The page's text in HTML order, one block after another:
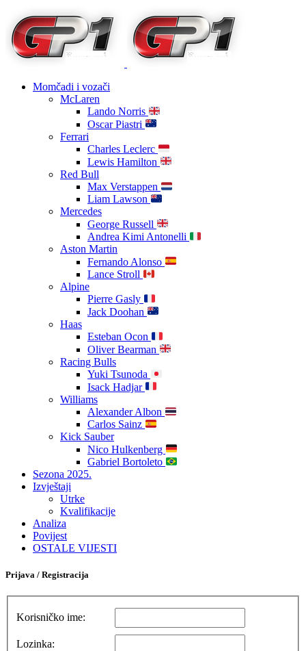
Momčadi i vozači
McLaren
Lando Norris
Oscar Piastri
Ferrari
Charles Leclerc
Lewis Hamilton
Red Bull
Max Verstappen
Liam Lawson
Mercedes
George Russell
Andrea Kimi Antonelli
Aston Martin
Fernando Alonso
Lance Stroll
Alpine
Pierre Gasly
Jack Doohan
Haas
Esteban Ocon
Oliver Bearman
Racing Bulls
Yuki Tsunoda
Isack Hadjar
Williams
Alexander Albon
Carlos Sainz
Kick Sauber
Nico Hulkenberg
Gabriel Bortoleto
Sezona 2025.
Izvještaji
Utrke
Kvalifikacije
Analiza
Povijest
OSTALE VIJESTI
Prijava / Registracija
Korisničko ime:
Lozinka: